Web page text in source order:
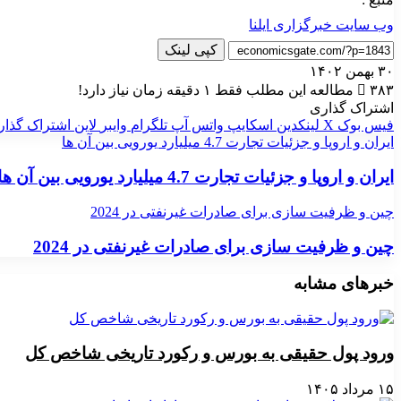
وب سایت خبرگزاری ایلنا
کپی لینک
۳۰ بهمن ۱۴۰۲
۳۸۳
مطالعه این مطلب فقط ۱ دقیقه زمان نیاز دارد!
اشتراک گذاری
فیس بوک X لینکدین اسکایپ واتس آپ تلگرام وایبر لاین اشتراک
ایران و اروپا و جزئیات تجارت 4.7 میلیارد یورویی بین آن ها
ایران و اروپا و جزئیات تجارت 4.7 میلیارد یورویی بین آن ها
چین و ظرفیت سازی برای صادرات غیرنفتی در 2024
چین و ظرفیت سازی برای صادرات غیرنفتی در 2024
خبرهای مشابه
ورود پول حقیقی به بورس و رکورد تاریخی شاخص کل
۱۵ مرداد ۱۴۰۵